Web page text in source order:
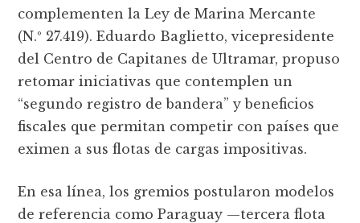
complementen la Ley de Marina Mercante
(N.º 27.419). Eduardo Baglietto, vicepresidente
del Centro de Capitanes de Ultramar, propuso
retomar iniciativas que contemplen un
“segundo registro de bandera” y beneficios
fiscales que permitan competir con países que
eximen a sus flotas de cargas impositivas.
En esa línea, los gremios postularon modelos
de referencia como Paraguay —tercera flota